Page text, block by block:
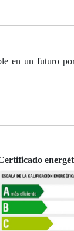
en un futuro